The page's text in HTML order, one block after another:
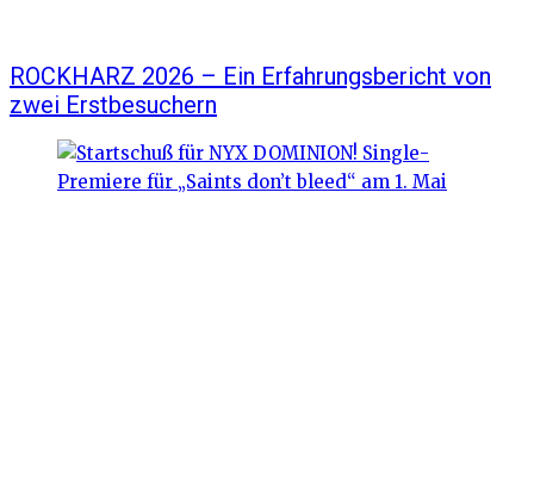
ROCKHARZ 2026 – Ein Erfahrungsbericht von
zwei Erstbesuchern